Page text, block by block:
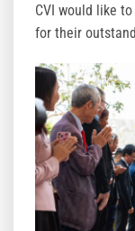
CVI would like
for their